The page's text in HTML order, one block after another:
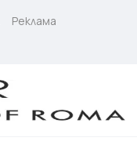
Реклама